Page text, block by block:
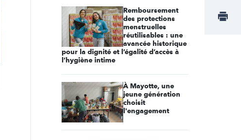
Remboursement
des protections
menstruelles
réutilisables : une
avancée historique
pour la dignité et l’égalité d’accès à
l’hygiène intime
À Mayotte, une
jeune génération
choisit
l'engagement